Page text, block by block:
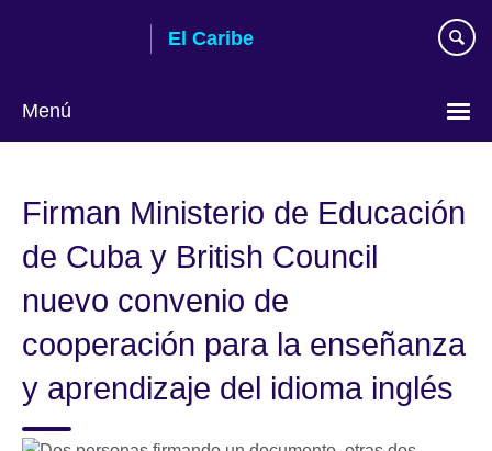
El Caribe
Menú
language
Firman Ministerio de Educación
de Cuba y British Council
nuevo convenio de
cooperación para la enseñanza
y aprendizaje del idioma inglés